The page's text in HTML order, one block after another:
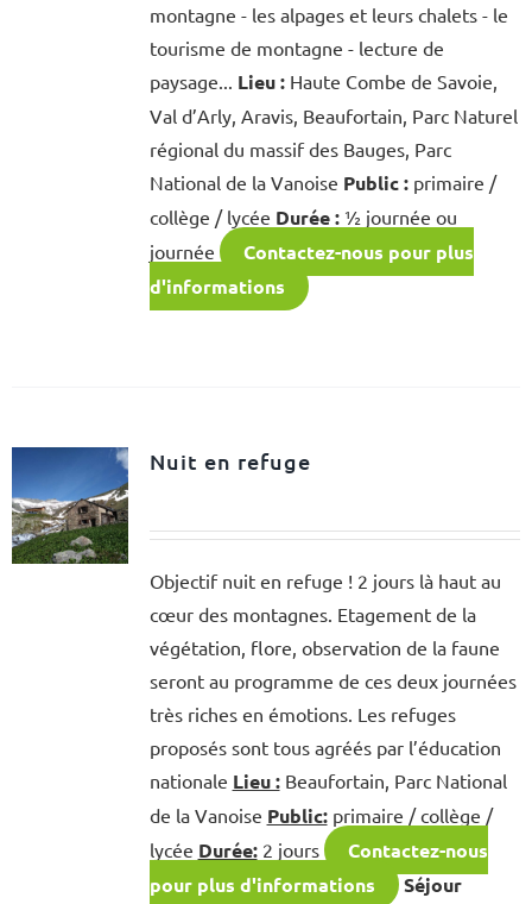
montagne - les alpages et leurs chalets - le
tourisme de montagne - lecture de
paysage... Lieu :Haute Combe de Savoie,
Val d’Arly, Aravis, Beaufortain, Parc Naturel
régional du massif des Bauges, Parc
National de la Vanoise Public :primaire /
collège / lycée Durée :½ journée ou
journée
Contactez-nous pour plus
d'informations
Nuit en refuge
Objectif nuit en refuge ! 2 jours là haut au
cœur des montagnes. Etagement de la
végétation, flore, observation de la faune
seront au programme de ces deux journées
très riches en émotions. Les refuges
proposés sont tous agréés par l’éducation
nationale Lieu :Beaufortain, Parc National
de la Vanoise Public:primaire / collège /
lycée Durée:2 jours
Contactez-nous
pour plus d'informations
Séjour